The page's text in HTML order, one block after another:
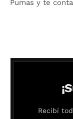
Pumas y te
Recibí